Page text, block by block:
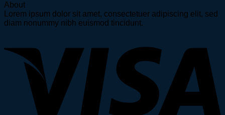
About
Lorem ipsum dolor sit amet, consectetuer adipiscing elit, sed
diam nonummy nibh euismod tincidunt.